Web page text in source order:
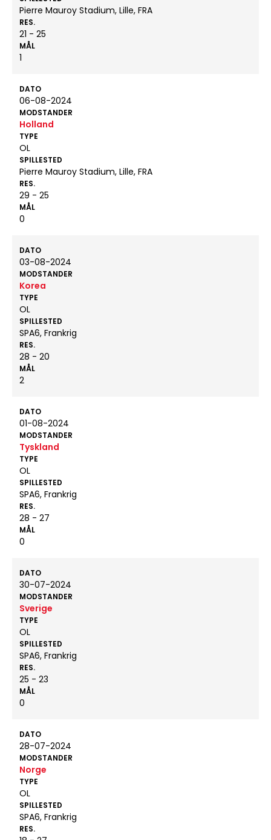
Pierre Mauroy Stadium, Lille, FRA
RES.
21 - 25
MÅL
1
DATO
06-08-2024
MODSTANDER
Holland
TYPE
OL
SPILLESTED
Pierre Mauroy Stadium, Lille, FRA
RES.
29 - 25
MÅL
0
DATO
03-08-2024
MODSTANDER
Korea
TYPE
OL
SPILLESTED
SPA6, Frankrig
RES.
28 - 20
MÅL
2
DATO
01-08-2024
MODSTANDER
Tyskland
TYPE
OL
SPILLESTED
SPA6, Frankrig
RES.
28 - 27
MÅL
0
DATO
30-07-2024
MODSTANDER
Sverige
TYPE
OL
SPILLESTED
SPA6, Frankrig
RES.
25 - 23
MÅL
0
DATO
28-07-2024
MODSTANDER
Norge
TYPE
OL
SPILLESTED
SPA6, Frankrig
RES.